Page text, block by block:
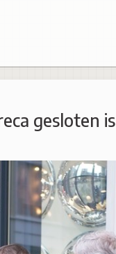
gesloten is